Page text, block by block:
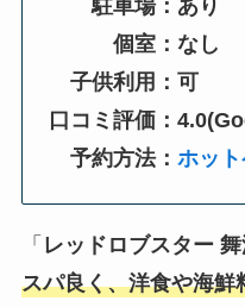
駐車場：あり
個室：なし
子供利用：可
口コミ評価：
予約方法：ホッ
「 レッドロブスター
スパ良く、洋食や海鮮